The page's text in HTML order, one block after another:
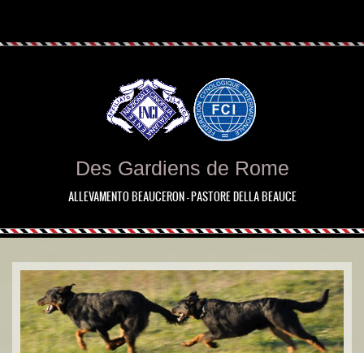
Des Gardiens de Rome
ALLEVAMENTO BEAUCERON - PASTORE DELLA BEAUCE